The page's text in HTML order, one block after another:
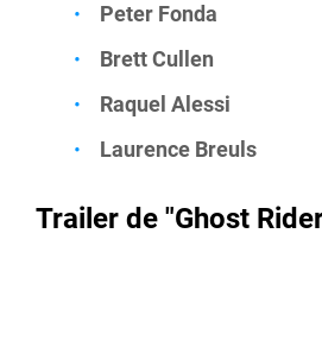
Peter Fonda
Brett Cullen
Raquel Alessi
Laurence Breuls
Trailer de "Ghost